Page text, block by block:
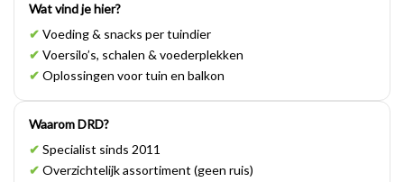
Wat vind je hier?
✔ Voeding & snacks per tuindier
✔ Voersilo’s, schalen & voederplekken
✔ Oplossingen voor tuin en balkon
Waarom DRD?
✔ Specialist sinds 2011
✔ Overzichtelijk assortiment (geen ruis)